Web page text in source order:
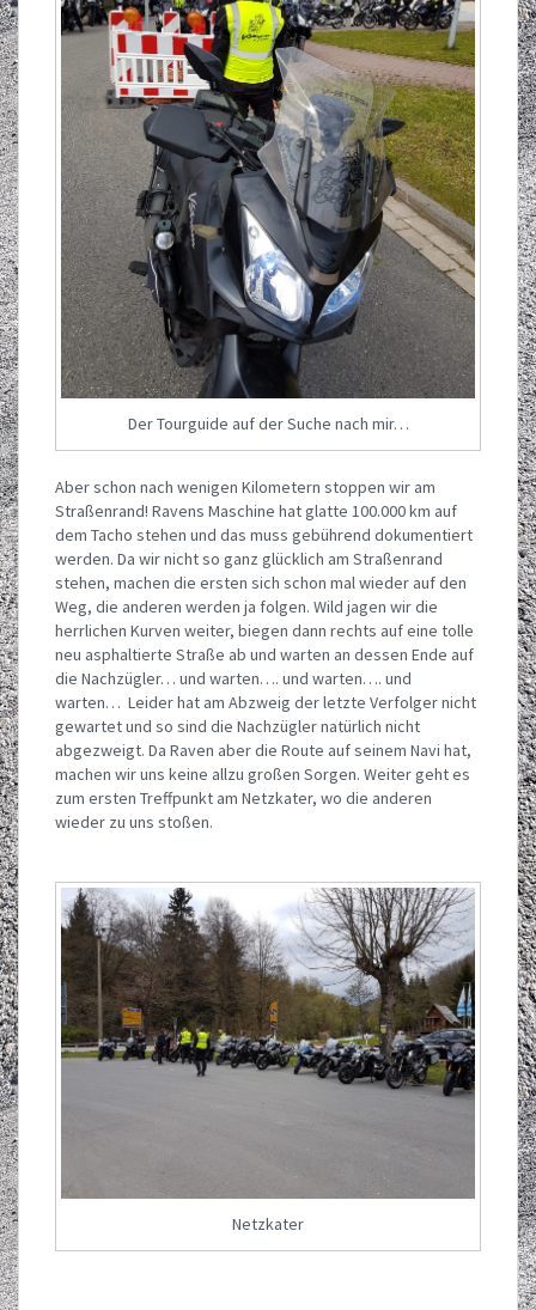
Der Tourguide auf der Suche nach mir…
Aber schon nach wenigen Kilometern stoppen wir am
Straßenrand! Ravens Maschine hat glatte 100.000 km auf
dem Tacho stehen und das muss gebührend dokumentiert
werden. Da wir nicht so ganz glücklich am Straßenrand
stehen, machen die ersten sich schon mal wieder auf den
Weg, die anderen werden ja folgen. Wild jagen wir die
herrlichen Kurven weiter, biegen dann rechts auf eine tolle
neu asphaltierte Straße ab und warten an dessen Ende auf
die Nachzügler… und warten…. und warten…. und
warten… Leider hat am Abzweig der letzte Verfolger nicht
gewartet und so sind die Nachzügler natürlich nicht
abgezweigt. Da Raven aber die Route auf seinem Navi hat,
machen wir uns keine allzu großen Sorgen. Weiter geht es
zum ersten Treffpunkt am Netzkater, wo die anderen
wieder zu uns stoßen.
Netzkater